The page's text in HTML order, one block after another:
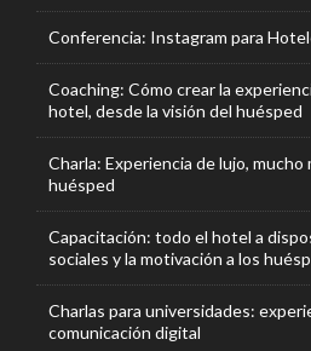
Conferencia: Instagram para
Coaching: Cómo crear la
hotel, desde la visión del huésped
Charla: Experiencia de lujo, mucho
huésped
Capacitación: todo el hotel a
sociales y la motivación a los
Charlas para universidades:
comunicación digital